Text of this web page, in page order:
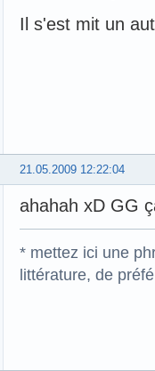
Il s'est mit un
21.05.2009 12:22:04
ahahah xD GG
* mettez ici une
littérature, de